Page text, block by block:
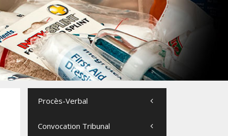
Procès-Verbal
Convocation Tribunal